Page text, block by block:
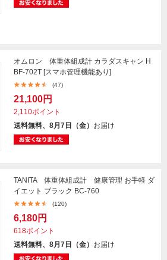
オムロン 体重体組成計 カラダスキャン H
BF-702T [スマホ管理機能あり]
(47)
21,100円
2,110ポイント
送料無料、8月7日（金） お届け
TANITA 体重体組成計 健康管理 お手軽 ダ
イエット ブラック BC-760
(120)
6,180円
618ポイント
送料無料、8月7日（金） お届け